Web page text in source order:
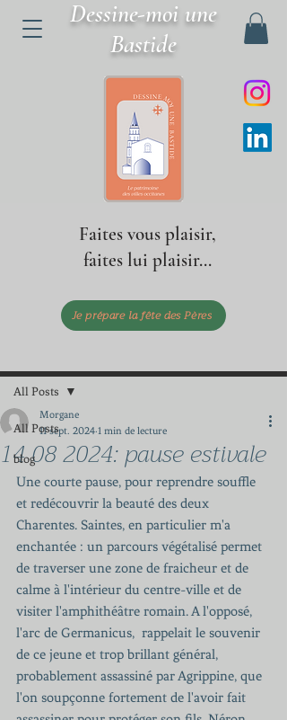
Dessine-moi une
Bastide
Faites vous plaisir,
faites lui plaisir...
Je prépare la fête des Pères
All Posts
blog
All Posts
14 08 2024: pause estivale
Morgane
11 sept. 2024 1 min de lecture
Une courte pause, pour reprendre souffle
et redécouvrir la beauté des deux
Charentes. Saintes, en particulier m'a
enchantée : un parcours végétalisé permet
de traverser une zone de fraicheur et de
calme à l'intérieur du centre-ville et de
visiter l'amphithéâtre romain. A l'opposé,
l'arc de Germanicus,  rappelait le souvenir
de ce jeune et trop brillant général,
probablement assassiné par Agrippine, que
l'on soupçonne fortement de l'avoir fait